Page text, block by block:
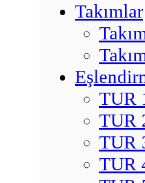
Takımlar
TUR
TUR
TUR
TUR